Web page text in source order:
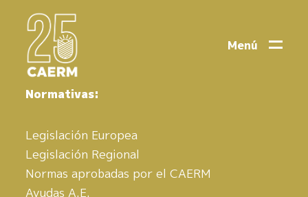
Menú
Normativas:
Legislación Europea
Legislación Regional
Normas aprobadas por el CAERM
Ayudas A.E.